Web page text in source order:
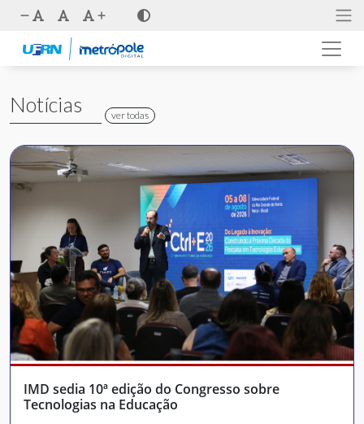
Notícias ver todas
IMD sedia 10ª edição do Congresso sobre
Tecnologias na Educação